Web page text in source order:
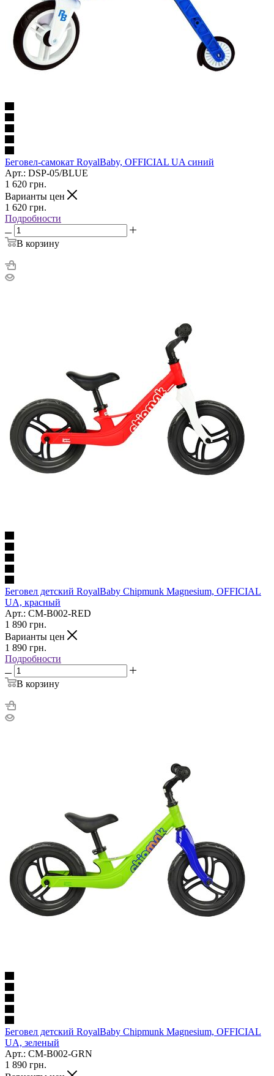
Беговел-самокат RoyalBaby, OFFICIAL UA синий
Арт.: DSP-05/BLUE
1 620 грн.
Варианты цен
1 620 грн.
Подробности
В корзину
Беговел детский RoyalBaby Chipmunk Magnesium, OFFICIAL
UA, красный
Арт.: CM-B002-RED
1 890 грн.
Варианты цен
1 890 грн.
Подробности
В корзину
Беговел детский RoyalBaby Chipmunk Magnesium, OFFICIAL
UA, зеленый
Арт.: CM-B002-GRN
1 890 грн.